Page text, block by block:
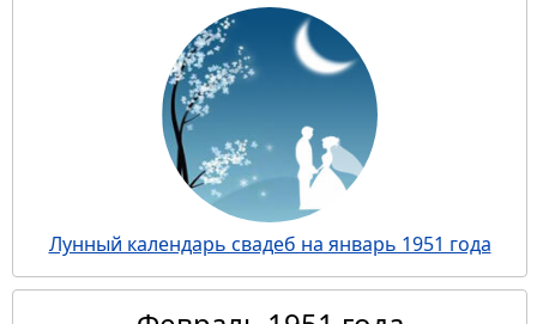
Лунный календарь свадеб на январь 1951 года